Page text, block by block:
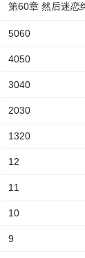
第60章 然后迷恋
5060
4050
3040
2030
1320
12
11
10
9